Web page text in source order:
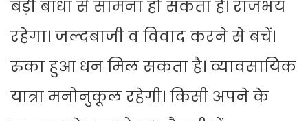
बड़ी बाधा से सामना हो सकता है। राजभय
रहेगा। जल्दबाजी व विवाद करने से बचें।
रुका हुआ धन मिल सकता है। व्यावसायिक
यात्रा मनोनुकूल रहेगी। किसी अपने के